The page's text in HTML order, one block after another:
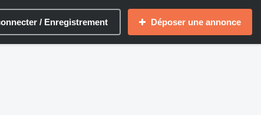
/ Enregistrement Déposer une annonce